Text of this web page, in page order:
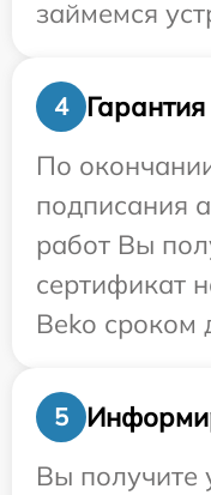
займемся
4
Гарантия
По
подписания
работ Вы
сертификат
Beko сроком
5
Вы получите